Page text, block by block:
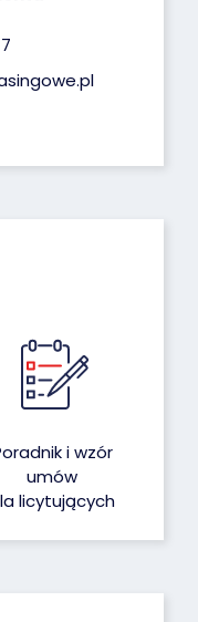
i wzór
umów
licytujących